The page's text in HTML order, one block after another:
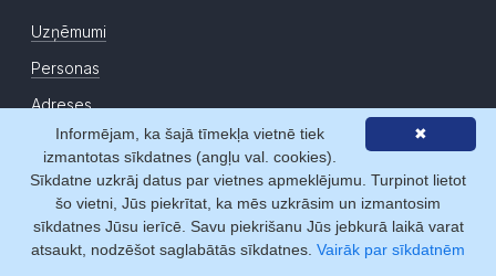
Uzņēmumi
Personas
Adreses
Izvērstā meklēšana
TOP firmas
Dažādi
✖
Informējam, ka šajā tīmekļa vietnē tiek
izmantotas sīkdatnes (angļu val. cookies).
Sīkdatne uzkrāj datus par vietnes apmeklējumu. Turpinot lietot
šo vietni, Jūs piekrītat, ka mēs uzkrāsim un izmantosim
sīkdatnes Jūsu ierīcē. Savu piekrišanu Jūs jebkurā laikā varat
atsaukt, nodzēšot saglabātās sīkdatnes. Vairāk par sīkdatnēm